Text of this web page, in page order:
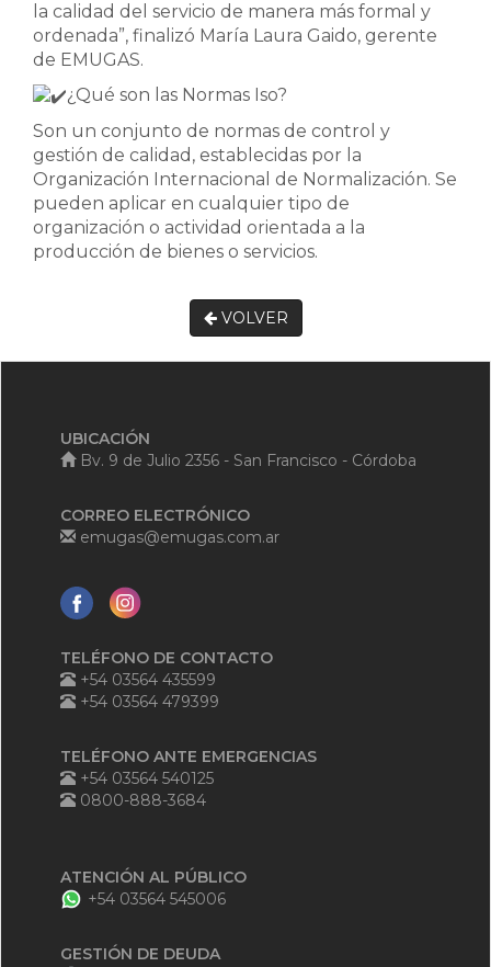
la calidad del servicio de manera más formal y
ordenada”, finalizó María Laura Gaido, gerente
de EMUGAS.
¿Qué son las Normas Iso?
Son un conjunto de normas de control y
gestión de calidad, establecidas por la
Organización Internacional de Normalización. Se
pueden aplicar en cualquier tipo de
organización o actividad orientada a la
producción de bienes o servicios.
VOLVER
UBICACIÓN
Bv. 9 de Julio 2356 - San Francisco - Córdoba
CORREO ELECTRÓNICO
emugas@emugas.com.ar
TELÉFONO DE CONTACTO
+54 03564 435599
+54 03564 479399
TELÉFONO ANTE EMERGENCIAS
+54 03564 540125
0800-888-3684
ATENCIÓN AL PÚBLICO
+54 03564 545006
GESTIÓN DE DEUDA